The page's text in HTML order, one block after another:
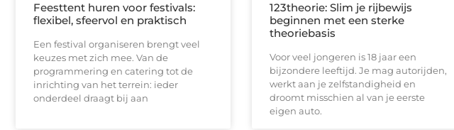
Feesttent huren voor festivals:
flexibel, sfeervol en praktisch
Een festival organiseren brengt veel
keuzes met zich mee. Van de
programmering en catering tot de
inrichting van het terrein: ieder
onderdeel draagt bij aan
123theorie: Slim je rijbewijs
beginnen met een sterke
theoriebasis
Voor veel jongeren is 18 jaar een
bijzondere leeftijd. Je mag autorijden,
werkt aan je zelfstandigheid en
droomt misschien al van je eerste
eigen auto.